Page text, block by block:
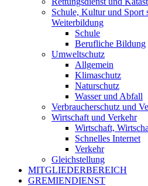
Schule, Kultur und Sport
Weiterbildung
Schule
Berufliche Bildung
Umweltschutz
Allgemein
Klimaschutz
Naturschutz
Wasser und Abfall
Verbraucherschutz und
Wirtschaft und Verkehr
Wirtschaft,
Schnelles Internet
Verkehr
Gleichstellung
MITGLIEDERBEREICH
GREMIENDIENST